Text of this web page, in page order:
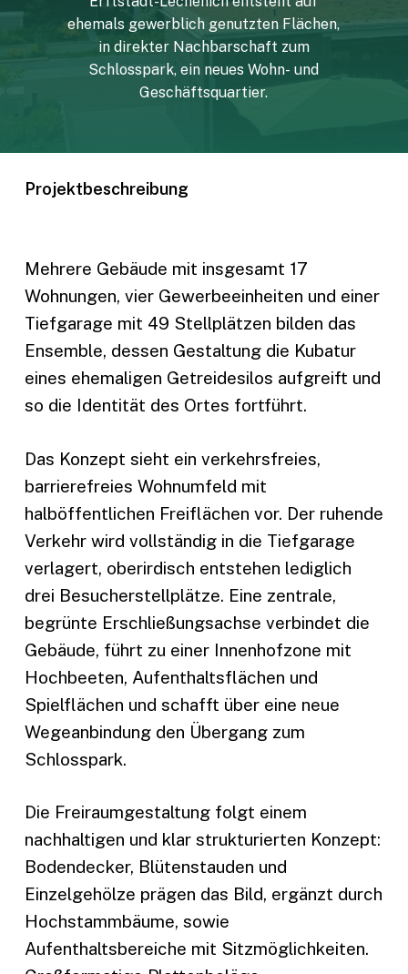
ehemals gewerblich genutzten Flächen,
in direkter Nachbarschaft zum
Schlosspark, ein neues Wohn- und
Geschäftsquartier.
Projektbeschreibung
Mehrere Gebäude mit insgesamt 17
Wohnungen, vier Gewerbeeinheiten und einer
Tiefgarage mit 49 Stellplätzen bilden das
Ensemble, dessen Gestaltung die Kubatur
eines ehemaligen Getreidesilos aufgreift und
so die Identität des Ortes fortführt.
Das Konzept sieht ein verkehrsfreies,
barrierefreies Wohnumfeld mit
halböffentlichen Freiflächen vor. Der ruhende
Verkehr wird vollständig in die Tiefgarage
verlagert, oberirdisch entstehen lediglich
drei Besucherstellplätze. Eine zentrale,
begrünte Erschließungsachse verbindet die
Gebäude, führt zu einer Innenhofzone mit
Hochbeeten, Aufenthaltsflächen und
Spielflächen und schafft über eine neue
Wegeanbindung den Übergang zum
Schlosspark.
Die Freiraumgestaltung folgt einem
nachhaltigen und klar strukturierten Konzept:
Bodendecker, Blütenstauden und
Einzelgehölze prägen das Bild, ergänzt durch
Hochstammbäume, sowie
Aufenthaltsbereiche mit Sitzmöglichkeiten.